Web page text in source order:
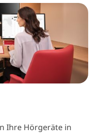
Ihre Hörgeräte in